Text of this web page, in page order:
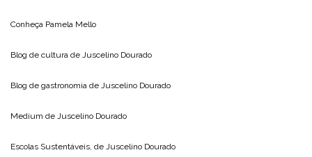
Conheça Pamela Mello
Blog de cultura de Juscelino Dourado
Blog de gastronomia de Juscelino Dourado
Medium de Juscelino Dourado
Escolas Sustentáveis, de Juscelino Dourado